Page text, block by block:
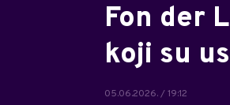
Fon der
koji su
05.06.2026. / 19:12